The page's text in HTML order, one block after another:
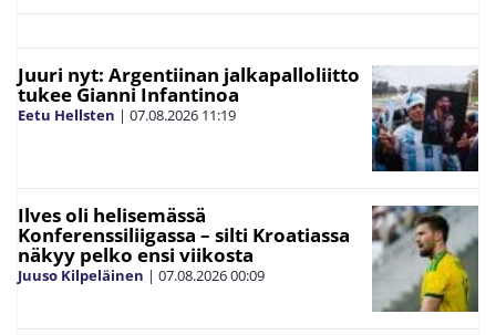
Juuri nyt: Argentiinan jalkapalloliitto
tukee Gianni Infantinoa
Eetu Hellsten | 07.08.2026 11:19
Ilves oli helisemässä
Konferenssiliigassa – silti Kroatiassa
näkyy pelko ensi viikosta
Juuso Kilpeläinen | 07.08.202600:09